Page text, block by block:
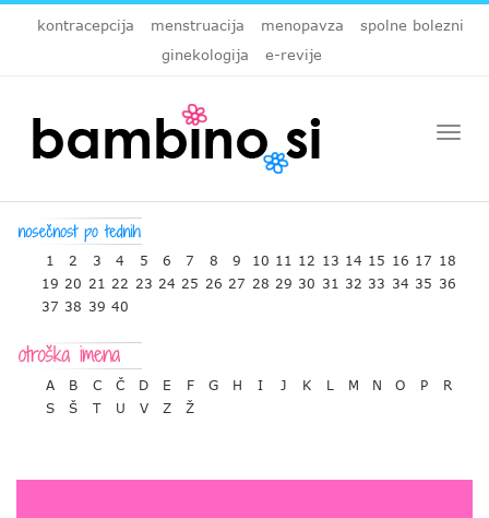
kontracepcija menstruacija menopavza
spolne bolezni
ginekologija
e-revije
1 2 3 4 5 6 7 8 9 10 11 12 13 14 15 16 17 18
19 20 21 22 23 24 25 26 27 28 29 30 31 32 33 34 35 36
37 38 39 40
A B C Č D E F G H I J K L M N O P
R
S
Š T U V Z Ž